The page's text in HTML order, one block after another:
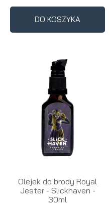
DO KOSZYKA
Olejek do brody Royal
Jester - Slickhaven -
30ml